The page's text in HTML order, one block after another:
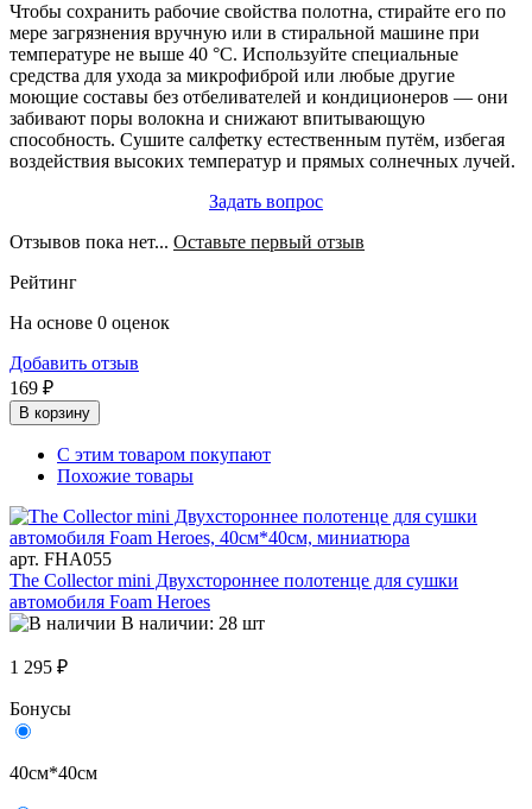
Чтобы сохранить рабочие свойства полотна, стирайте его по
мере загрязнения вручную или в стиральной машине при
температуре не выше 40 °C. Используйте специальные
средства для ухода за микрофиброй или любые другие
моющие составы без отбеливателей и кондиционеров — они
забивают поры волокна и снижают впитывающую
способность. Сушите салфетку естественным путём, избегая
воздействия высоких температур и прямых солнечных лучей.
Задать вопрос
Отзывов пока нет... Оставьте первый отзыв
Рейтинг
На основе 0 оценок
Добавить отзыв
169 ₽
В корзину
С этим товаром покупают
Похожие товары
арт. FHA055
The Collector mini Двухстороннее полотенце для сушки
автомобиля Foam Heroes
В наличии: 28 шт
1 295 ₽
Бонусы
40см*40см